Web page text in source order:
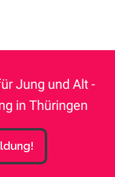
Jung und Alt -
in Thüringen